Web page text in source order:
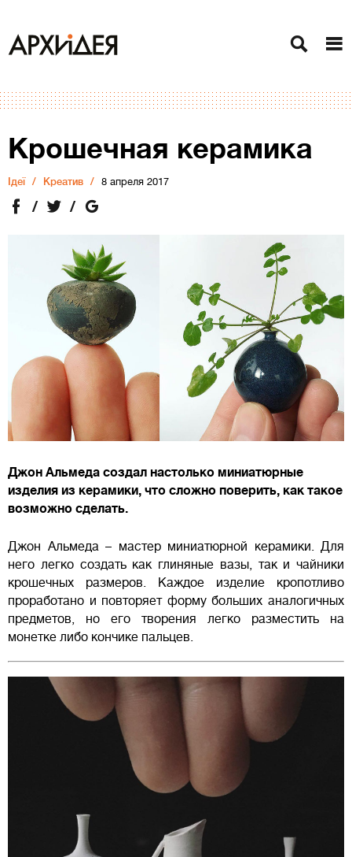
Крошечная керамика
Ідеї Креатив 8 апреля 2017
Джон Альмеда создал настолько миниатюрные
изделия из керамики, что сложно поверить, как такое
возможно сделать.
Джон Альмеда – мастер миниатюрной керамики. Для
него легко создать как глиняные вазы, так и чайники
крошечных размеров. Каждое изделие кропотливо
проработано и повторяет форму больших аналогичных
предметов, но его творения легко разместить на
монетке либо кончике пальцев.